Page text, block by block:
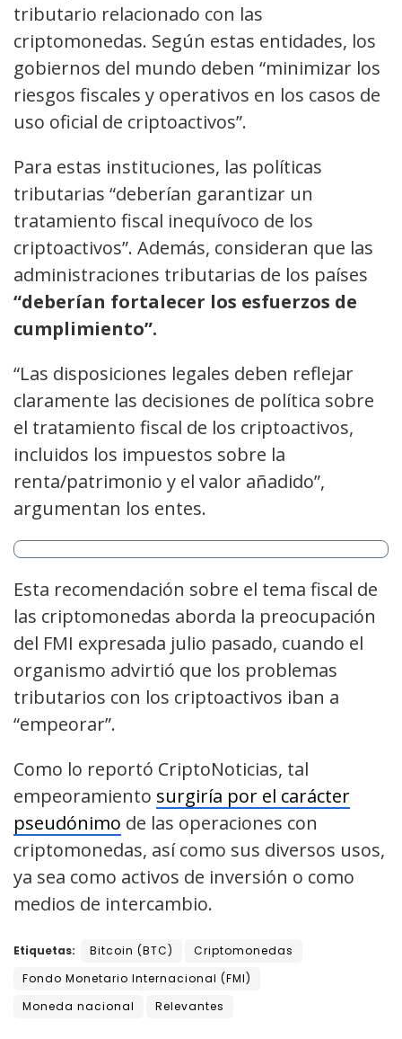
tributario relacionado con las
criptomonedas. Según estas entidades, los
gobiernos del mundo deben “minimizar los
riesgos fiscales y operativos en los casos de
uso oficial de criptoactivos”.
Para estas instituciones, las políticas
tributarias “deberían garantizar un
tratamiento fiscal inequívoco de los
criptoactivos”. Además, consideran que las
administraciones tributarias de los países
“deberían fortalecer los esfuerzos de
cumplimiento”.
“Las disposiciones legales deben reflejar
claramente las decisiones de política sobre
el tratamiento fiscal de los criptoactivos,
incluidos los impuestos sobre la
renta/patrimonio y el valor añadido”,
argumentan los entes.
Esta recomendación sobre el tema fiscal de
las criptomonedas aborda la preocupación
del FMI expresada julio pasado, cuando el
organismo advirtió que los problemas
tributarios con los criptoactivos iban a
“empeorar”.
Como lo reportó CriptoNoticias, tal
empeoramiento surgiría por el carácter
pseudónimo de las operaciones con
criptomonedas, así como sus diversos usos,
ya sea como activos de inversión o como
medios de intercambio.
Etiquetas: Bitcoin (BTC)
Criptomonedas
Fondo Monetario Internacional (FMI)
Moneda nacional
Relevantes